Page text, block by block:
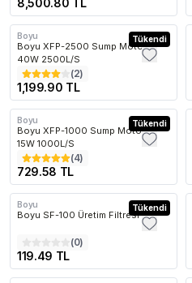
8,500.80 TL
Kargo Bedava Tükendi
Boyu
Boyu XFP-2500 Sump Motoru
40W 2500L/S
(2)
1,199.90 TL
Tükendi
Boyu
Boyu XFP-1000 Sump Motoru
15W 1000L/S
(4)
729.58 TL
Tükendi
Boyu
Boyu SF-100 Üretim Filtresi
(0)
119.49 TL